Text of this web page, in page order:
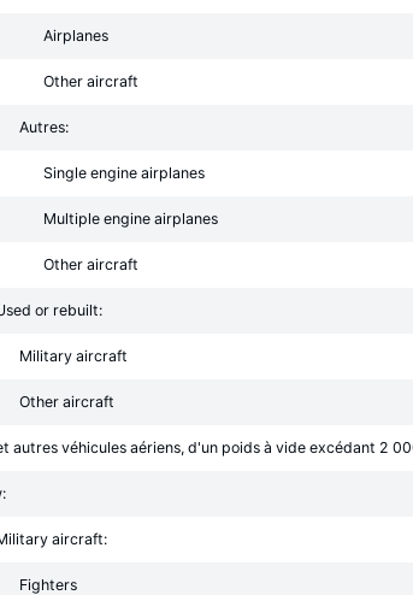
Airplanes
Other aircraft
Autres:
Single engine airplanes
Multiple engine airplanes
Other aircraft
or rebuilt:
Military aircraft
Other aircraft
autres véhicules aériens, d'un poids à vide excédant 2
aircraft:
Fighters